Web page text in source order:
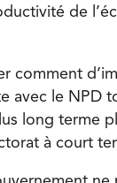
de
comment
avec le NPD
long terme
à court